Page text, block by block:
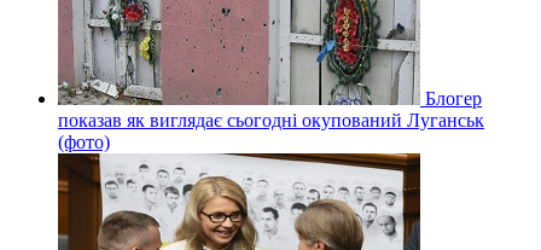
Блогер
показав як виглядає сьогодні окупований Луганськ
(фото)